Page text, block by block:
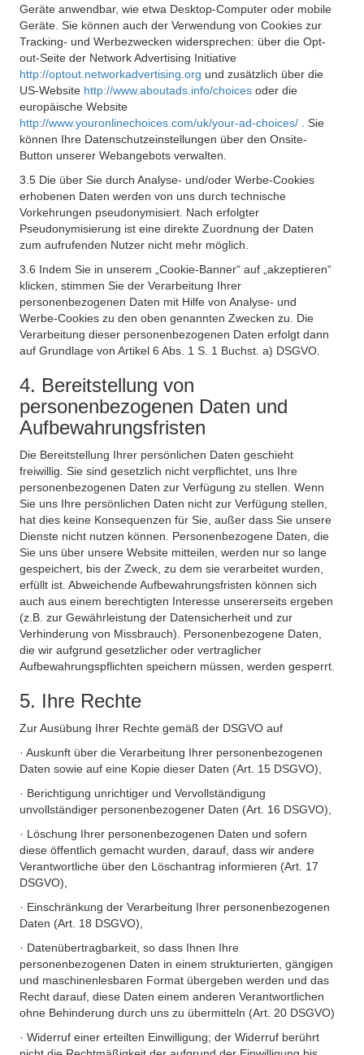
Geräte anwendbar, wie etwa Desktop-Computer oder mobile
Geräte. Sie können auch der Verwendung von Cookies zur
Tracking- und Werbezwecken widersprechen: über die Opt-
out-Seite der Network Advertising Initiative
http://optout.networkadvertising.org und zusätzlich über die
US-Website http://www.aboutads.info/choices oder die
europäische Website
http://www.youronlinechoices.com/uk/your-ad-choices/
. Sie
können Ihre Datenschutzeinstellungen über den Onsite-
Button unserer Webangebots verwalten.
3.5 Die über Sie durch Analyse- und/oder Werbe-Cookies
erhobenen Daten werden von uns durch technische
Vorkehrungen pseudonymisiert. Nach erfolgter
Pseudonymisierung ist eine direkte Zuordnung der Daten
zum aufrufenden Nutzer nicht mehr möglich.
3.6 Indem Sie in unserem „Cookie-Banner“ auf „akzeptieren“
klicken, stimmen Sie der Verarbeitung Ihrer
personenbezogenen Daten mit Hilfe von Analyse- und
Werbe-Cookies zu den oben genannten Zwecken zu. Die
Verarbeitung dieser personenbezogenen Daten erfolgt dann
auf Grundlage von Artikel 6 Abs. 1 S. 1 Buchst. a) DSGVO.
4. Bereitstellung von
personenbezogenen Daten und
Aufbewahrungsfristen
Die Bereitstellung Ihrer persönlichen Daten geschieht
freiwillig. Sie sind gesetzlich nicht verpflichtet, uns Ihre
personenbezogenen Daten zur Verfügung zu stellen. Wenn
Sie uns Ihre persönlichen Daten nicht zur Verfügung stellen,
hat dies keine Konsequenzen für Sie, außer dass Sie unsere
Dienste nicht nutzen können. Personenbezogene Daten, die
Sie uns über unsere Website mitteilen, werden nur so lange
gespeichert, bis der Zweck, zu dem sie verarbeitet wurden,
erfüllt ist. Abweichende Aufbewahrungsfristen können sich
auch aus einem berechtigten Interesse unsererseits ergeben
(z.B. zur Gewährleistung der Datensicherheit und zur
Verhinderung von Missbrauch). Personenbezogene Daten,
die wir aufgrund gesetzlicher oder vertraglicher
Aufbewahrungspflichten speichern müssen, werden gesperrt.
5. Ihre Rechte
Zur Ausübung Ihrer Rechte gemäß der DSGVO auf
· Auskunft über die Verarbeitung Ihrer personenbezogenen
Daten sowie auf eine Kopie dieser Daten (Art. 15 DSGVO),
· Berichtigung unrichtiger und Vervollständigung
unvollständiger personenbezogener Daten (Art. 16 DSGVO),
· Löschung Ihrer personenbezogenen Daten und sofern
diese öffentlich gemacht wurden, darauf, dass wir andere
Verantwortliche über den Löschantrag informieren (Art. 17
DSGVO),
· Einschränkung der Verarbeitung Ihrer personenbezogenen
Daten (Art. 18 DSGVO),
· Datenübertragbarkeit, so dass Ihnen Ihre
personenbezogenen Daten in einem strukturierten, gängigen
und maschinenlesbaren Format übergeben werden und das
Recht darauf, diese Daten einem anderen Verantwortlichen
ohne Behinderung durch uns zu übermitteln (Art. 20 DSGVO)
· Widerruf einer erteilten Einwilligung; der Widerruf berührt